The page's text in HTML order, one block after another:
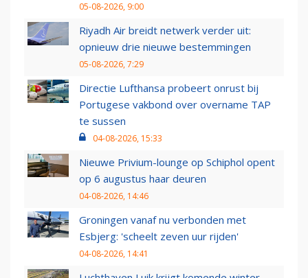
05-08-2026, 9:00
Riyadh Air breidt netwerk verder uit:
opnieuw drie nieuwe bestemmingen
05-08-2026, 7:29
Directie Lufthansa probeert onrust bij
Portugese vakbond over overname TAP
te sussen
04-08-2026, 15:33
Nieuwe Privium-lounge op Schiphol opent
op 6 augustus haar deuren
04-08-2026, 14:46
Groningen vanaf nu verbonden met
Esbjerg: 'scheelt zeven uur rijden'
04-08-2026, 14:41